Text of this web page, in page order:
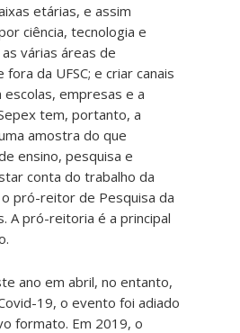
etárias, e assim
ciência, tecnologia e
várias áreas de
da UFSC; e criar canais
empresas e a
tem, portanto, a
amostra do que
ensino, pesquisa e
conta do trabalho da
o pró-reitor de Pesquisa da
A pró-reitoria é a principal
ano em abril, no entanto,
19, o evento foi adiado
formato. Em 2019, o